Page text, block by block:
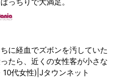
に経血でズボンを汚していた
たら、近くの女性客が小さな
10代女性)|Jタウンネット